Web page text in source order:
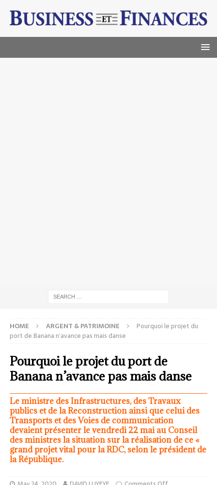
HOME ARGENT & PATRIMOINE
Pourquoi le projet du
port de Banana n’avance pas mais danse
Pourquoi le projet du port de
Banana n’avance pas mais danse
Le ministre des Infrastructures, des Travaux
publics et de la Reconstruction ainsi que celui des
Transports et des Voies de communication
devaient présenter le vendredi 22 mai au Conseil
des ministres la situation sur la réalisation de ce «
grand projet vital pour la RDC, selon le président de
la République.